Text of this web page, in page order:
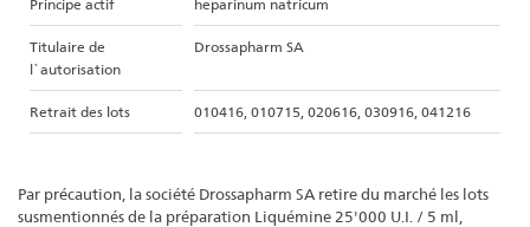
Principe actif heparinum natricum
Titulaire de
l`autorisation
Drossapharm SA
Retrait des lots 010416, 010715, 020616, 030916, 041216
Par précaution, la société Drossapharm SA retire du marché les lots
susmentionnés de la préparation Liquémine 25'000 U.I. / 5 ml,